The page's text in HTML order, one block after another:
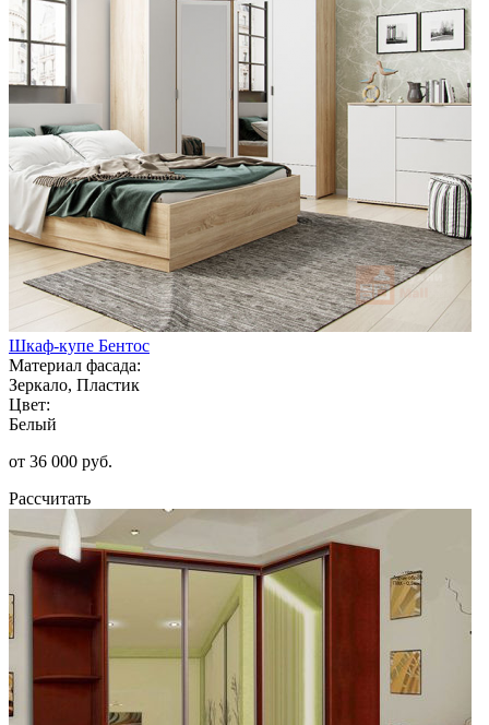
Шкаф-купе Бентос
Материал фасада:
Зеркало, Пластик
Цвет:
Белый
от 36 000 руб.
Рассчитать